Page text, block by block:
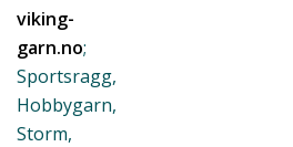
viking-
garn.no;
Sportsragg,
Hobbygarn,
Storm,